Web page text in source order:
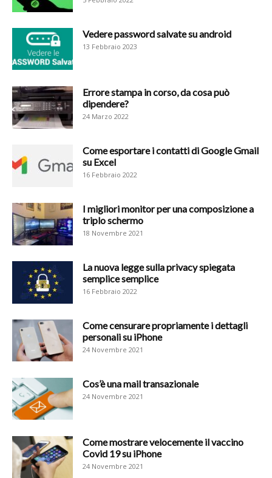
Vedere password salvate su android
13 Febbraio 2023
Errore stampa in corso, da cosa può
dipendere?
24 Marzo 2022
Come esportare i contatti di Google Gmail
su Excel
16 Febbraio 2022
I migliori monitor per una composizione a
triplo schermo
18 Novembre 2021
La nuova legge sulla privacy spiegata
semplice semplice
16 Febbraio 2022
Come censurare propriamente i dettagli
personali su iPhone
24 Novembre 2021
Cos’è una mail transazionale
24 Novembre 2021
Come mostrare velocemente il vaccino
Covid 19 su iPhone
24 Novembre 2021